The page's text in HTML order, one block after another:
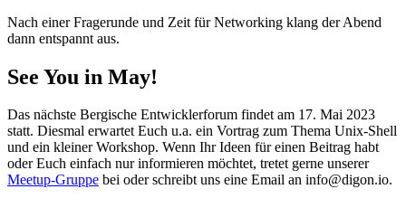
Nach einer Fragerunde und Zeit für Networking klang der Abend
dann entspannt aus.
See You in May!
Das nächste Bergische Entwicklerforum findet am 17. Mai 2023
statt. Diesmal erwartet Euch u.a. ein Vortrag zum Thema Unix-Shell
und ein kleiner Workshop. Wenn Ihr Ideen für einen Beitrag habt
oder Euch einfach nur informieren möchtet, tretet gerne unserer
Meetup-Gruppe bei oder schreibt uns eine Email an info@digon.io.